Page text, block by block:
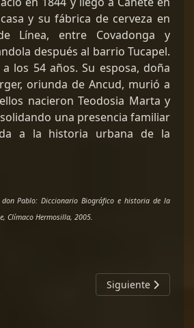
y su fábrica de cerveza en
Línea, entre Covadonga y
después al barrio Tucapel.
a los 54 años. Su esposa, doña
oriunda de Ancud, murió a
nacieron Teodosia Marta y
una presencia familiar
a la historia urbana de la
Pablo: Diccionario Biográfico e historia de la
Clímaco Hermosilla, 2005.
de 2015: dos incendios en
Artículo siguiente:
Siguiente